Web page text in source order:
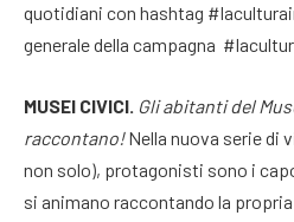
quotidiani con hashtag
generale della campagna
MUSEI CIVICI. Gli abitanti del
raccontano!Nella nuova serie di
non solo), protagonisti sono i
si animano raccontando la